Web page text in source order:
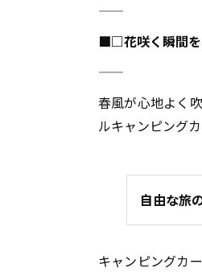
――――――――――――――――――――――――――――――――――――――
■□花咲く瞬間
――――――――――――――――――――――――――――――――――――――
春風が心地よく
ルキャンピング
自由な旅
キャンピングカ